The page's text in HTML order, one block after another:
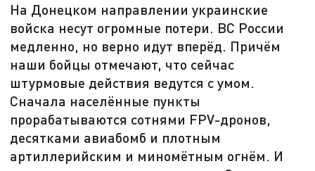
На Донецком направлении украинские
войска несут огромные потери. ВС России
медленно, но верно идут вперёд. Причём
наши бойцы отмечают, что сейчас
штурмовые действия ведутся с умом.
Сначала населённые пункты
прорабатываются сотнями FPV-дронов,
десятками авиабомб и плотным
артиллерийским и миномётным огнём. И